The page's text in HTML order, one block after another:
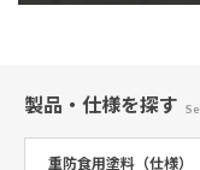
製品・仕様を探す